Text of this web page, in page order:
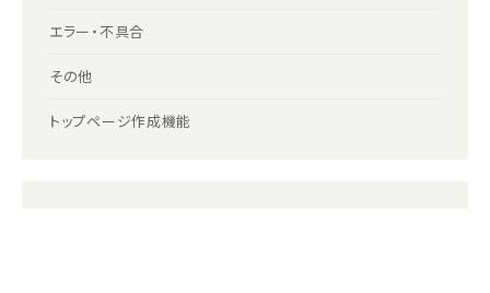
エラー・不具合
その他
トップページ作成機能